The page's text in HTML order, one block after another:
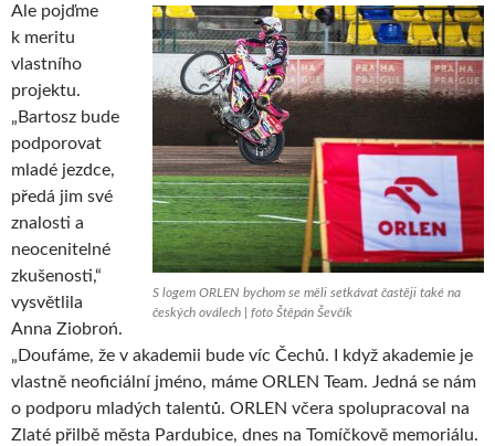
S logem ORLEN bychom se měli setkávat častěji také na
českých oválech | foto Štěpán Ševčík
Ale pojďme
k meritu
vlastního
projektu.
„Bartosz bude
podporovat
mladé jezdce,
předá jim své
znalosti a
neocenitelné
zkušenosti,“
vysvětlila
Anna Ziobroń.
„Doufáme, že v akademii bude víc Čechů. I když akademie je
vlastně neoficiální jméno, máme ORLEN Team. Jedná se nám
o podporu mladých talentů. ORLEN včera spolupracoval na
Zlaté přilbě města Pardubice, dnes na Tomíčkově memoriálu.